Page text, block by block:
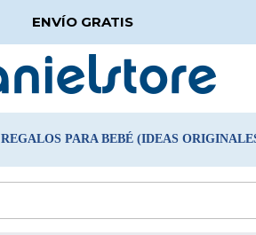
ENVÍO GRATIS
REGALOS PARA BEBÉ (IDEAS